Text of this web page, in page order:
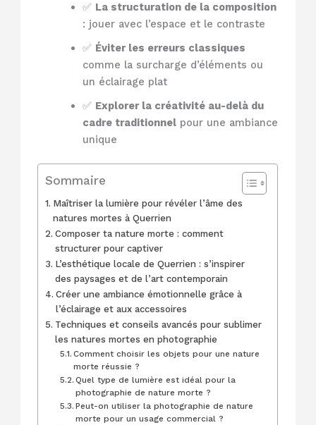
✅ La structuration de la composition
: jouer avec l’espace et le contraste
✅ Éviter les erreurs classiques
comme la surcharge d’éléments ou
un éclairage plat
✅ Explorer la créativité au-delà du
cadre traditionnelpour une ambiance
unique
Sommaire
Maîtriser la lumière pour révéler l’âme des
natures mortes à Querrien
Composer ta nature morte : comment
structurer pour captiver
L’esthétique locale de Querrien : s’inspirer
des paysages et de l’art contemporain
Créer une ambiance émotionnelle grâce à
l’éclairage et aux accessoires
Techniques et conseils avancés pour sublimer
les natures mortes en photographie
Comment choisir les objets pour une nature
morte réussie ?
Quel type de lumière est idéal pour la
photographie de nature morte ?
Peut-on utiliser la photographie de nature
morte pour un usage commercial ?